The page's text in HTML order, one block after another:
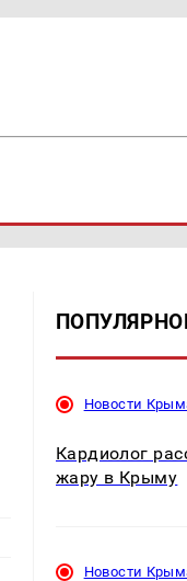
Новости
Кардиолог
жару в Крыму
Новости